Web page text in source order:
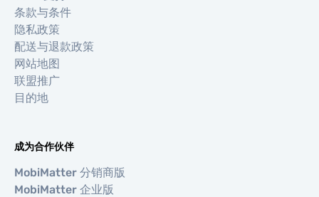
条款与条件
隐私政策
配送与退款政策
网站地图
联盟推广
目的地
成为合作伙伴
MobiMatter 分销商版
MobiMatter 企业版